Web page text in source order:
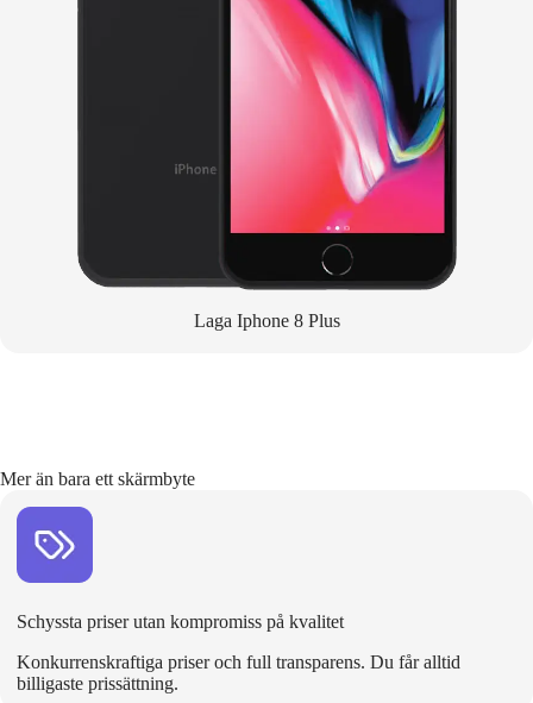
Laga Iphone 8 Plus
Mer än bara ett skärmbyte
Schyssta priser utan kompromiss på kvalitet
Konkurrenskraftiga priser och full transparens. Du får alltid
billigaste prissättning.